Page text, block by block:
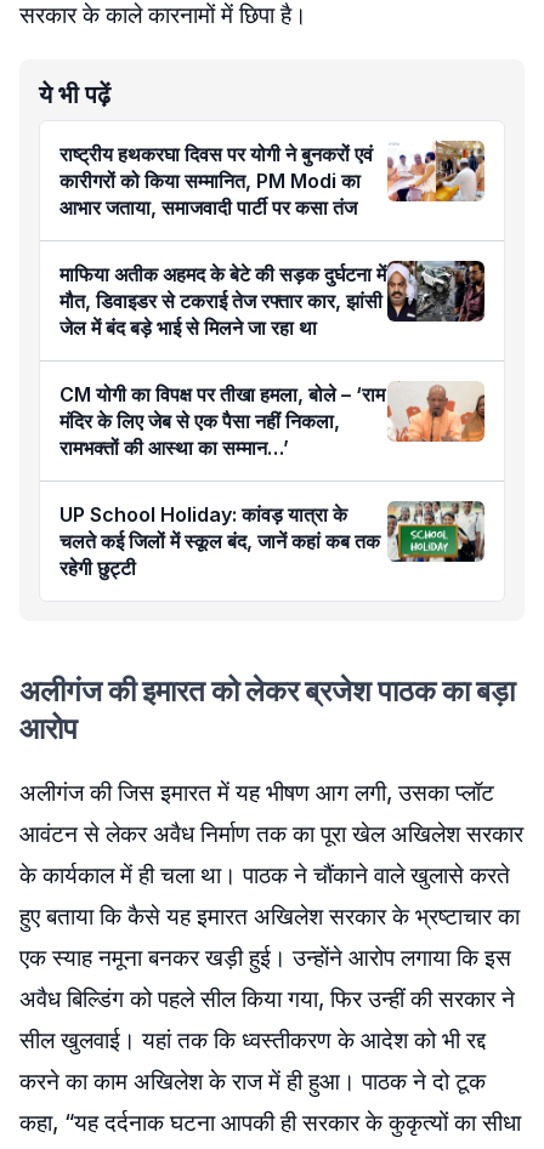
सरकार के काले कारनामों में छिपा है।
ये भी पढ़ें
राष्ट्रीय हथकरघा दिवस पर योगी ने बुनकरों एवं
कारीगरों को किया सम्मानित, PM Modi का
आभार जताया, समाजवादी पार्टी पर कसा तंज
माफिया अतीक अहमद के बेटे की सड़क दुर्घटना में
मौत, डिवाइडर से टकराई तेज रफ्तार कार, झांसी
जेल में बंद बड़े भाई से मिलने जा रहा था
CM योगी का विपक्ष पर तीखा हमला, बोले – ‘राम
मंदिर के लिए जेब से एक पैसा नहीं निकला,
रामभक्तों की आस्था का सम्मान…’
UP School Holiday: कांवड़ यात्रा के
चलते कई जिलों में स्कूल बंद, जानें कहां कब तक
रहेगी छुट्टी
अलीगंज की इमारत को लेकर ब्रजेश पाठक का बड़ा
आरोप
अलीगंज की जिस इमारत में यह भीषण आग लगी, उसका प्लॉट
आवंटन से लेकर अवैध निर्माण तक का पूरा खेल अखिलेश सरकार
के कार्यकाल में ही चला था। पाठक ने चौंकाने वाले खुलासे करते
हुए बताया कि कैसे यह इमारत अखिलेश सरकार के भ्रष्टाचार का
एक स्याह नमूना बनकर खड़ी हुई। उन्होंने आरोप लगाया कि इस
अवैध बिल्डिंग को पहले सील किया गया, फिर उन्हीं की सरकार ने
सील खुलवाई। यहां तक कि ध्वस्तीकरण के आदेश को भी रद्द
करने का काम अखिलेश के राज में ही हुआ। पाठक ने दो टूक
कहा, “यह दर्दनाक घटना आपकी ही सरकार के कुकृत्यों का सीधा